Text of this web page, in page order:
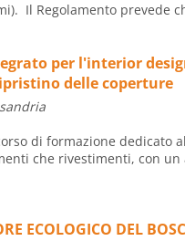
Il Regolamento prevede
per l'interior
delle coperture
di formazione dedicato
che rivestimenti, con
ECOLOGICO DEL